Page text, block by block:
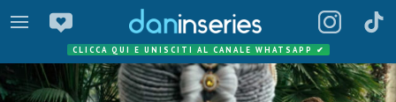
CLICCA QUI E UNISCITI AL CANALE WHATSAPP ✔